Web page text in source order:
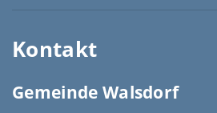
Kontakt
Gemeinde Walsdorf